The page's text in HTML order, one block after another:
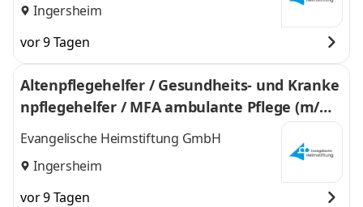
Ingersheim
vor 9 Tagen
Altenpflegehelfer / Gesundheits- und Kranke
npflegehelfer / MFA ambulante Pflege (m/w/
d)
Evangelische Heimstiftung GmbH
Ingersheim
vor 9 Tagen